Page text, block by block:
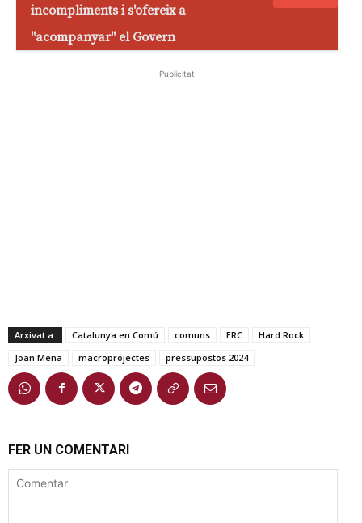
incompliments i s'ofereix a
"acompanyar" el Govern
Publicitat
Arxivat a: Catalunya en Comú comuns ERC
Hard Rock
Joan Mena
macroprojectes pressupostos 2024
FER UN COMENTARI